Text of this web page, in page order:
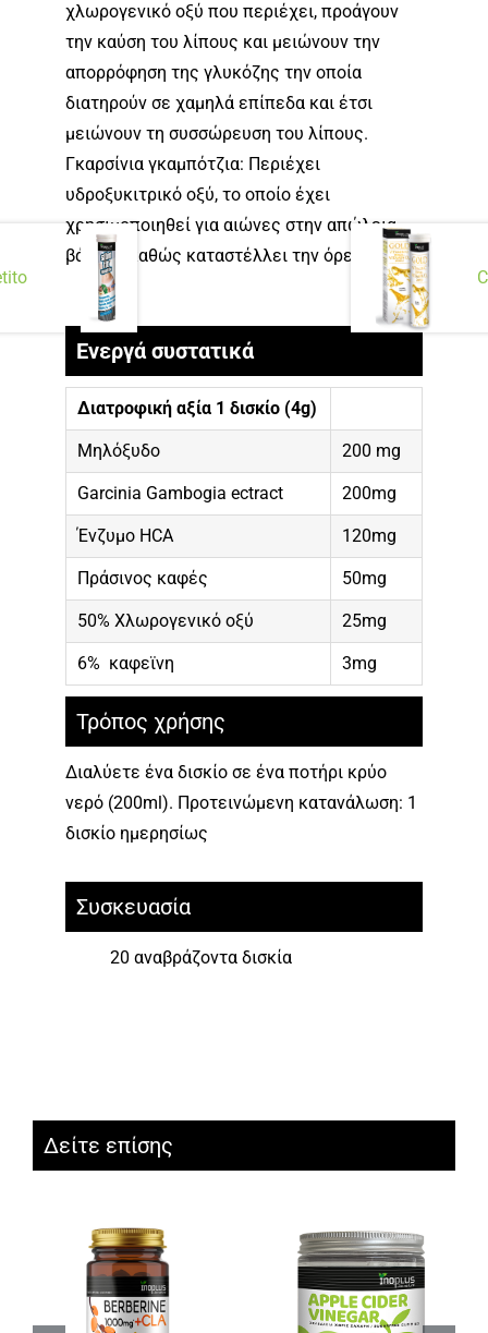
χλωρογενικό οξύ που περιέχει, προάγουν
την καύση του λίπους και μειώνουν την
απορρόφηση της γλυκόζης την οποία
διατηρούν σε χαμηλά επίπεδα και έτσι
μειώνουν τη συσσώρευση του λίπους.
Γκαρσίνια γκαμπότζια: Περιέχει
υδροξυκιτρικό οξύ, το οποίο έχει
χρησιμοποιηθεί για αιώνες στην απώλεια
βάρους καθώς καταστέλλει την όρεξη
Ενεργά συστατικά
∆ιατροφική αξία 1 δισκίο (4g)
Μηλόξυδο 200 mg
Garcinia Gambogia ectract 200mg
Ένζυμο HCA 120mg
Πράσινος καφές 50mg
50% Χλωρογενικό οξύ 25mg
6% καφεϊνη 3mg
Τρόπος χρήσης
∆ιαλύετε ένα δισκίο σε ένα ποτήρι κρύο
νερό (200ml). Προτεινώµενη κατανάλωση: 1
δισκίο ηµερησίως
Συσκευασία
20 αναβράζοντα δισκία
Δείτε επίσης